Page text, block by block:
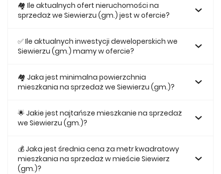
🏘️ Ile aktualnych ofert nieruchomości na
sprzedaż we Siewierzu (gm.) jest w ofercie?
we Siewierzu (gm.).
✅ Ile aktualnych inwestycji deweloperskich we
Siewierzu (gm.) mamy w ofercie?
we Siewierzu (gm.).
🏘 Jaka jest minimalna powierzchnia
mieszkania na sprzedaż we Siewierzu (gm.)?
Siewierzu (gm.) jest 25,31.
🌟 Jakie jest najtańsze mieszkanie na sprzedaż
we Siewierzu (gm.)?
naszej ofercie kosztuje 244 108 zł.
💰 Jaka jest średnia cena za metr kwadratowy
mieszkania na sprzedaż w mieście Siewierz
(gm.)?